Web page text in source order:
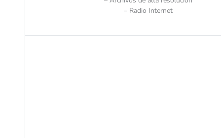
– Radio Internet